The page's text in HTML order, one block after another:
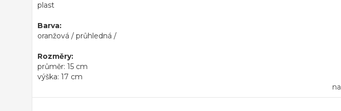
plast
Barva:
oranžová / průhledná /
Rozměry:
průměr: 15 cm
výška: 17 cm